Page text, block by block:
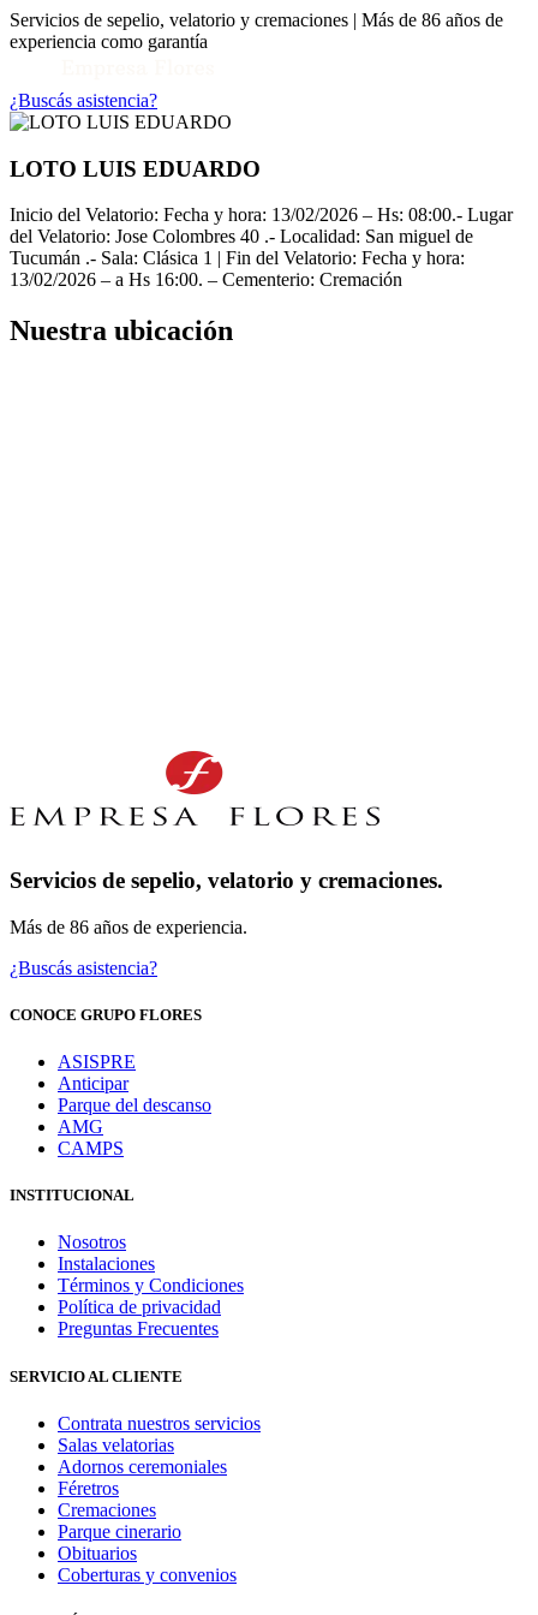
Servicios de sepelio, velatorio y cremaciones | Más de 86 años de
experiencia como garantía
¿Buscás asistencia?
LOTO LUIS EDUARDO
Inicio del Velatorio: Fecha y hora: 13/02/2026 – Hs: 08:00.- Lugar
del Velatorio: Jose Colombres 40 .- Localidad: San miguel de
Tucumán .- Sala: Clásica 1 | Fin del Velatorio: Fecha y hora:
13/02/2026 – a Hs 16:00. – Cementerio: Cremación
Nuestra ubicación
Servicios de sepelio, velatorio y cremaciones.
Más de 86 años de experiencia.
¿Buscás asistencia?
CONOCE GRUPO FLORES
ASISPRE
Anticipar
Parque del descanso
AMG
CAMPS
INSTITUCIONAL
Nosotros
Instalaciones
Términos y Condiciones
Política de privacidad
Preguntas Frecuentes
SERVICIO AL CLIENTE
Contrata nuestros servicios
Salas velatorias
Adornos ceremoniales
Féretros
Cremaciones
Parque cinerario
Obituarios
Coberturas y convenios